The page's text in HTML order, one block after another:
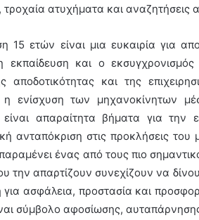
ατυχήματα και αναζητήσεις
15 ετών είναι μια ευκαιρία για
εκπαίδευση και ο
αποδοτικότητας και της
η ενίσχυση των μηχανοκίνητων
είναι απαραίτητα βήματα για
ανταπόκριση στις προκλήσεις
ένας από τους πιο
την απαρτίζουν συνεχίζουν να
ασφάλεια, προστασία και
σύμβολο αφοσίωσης,